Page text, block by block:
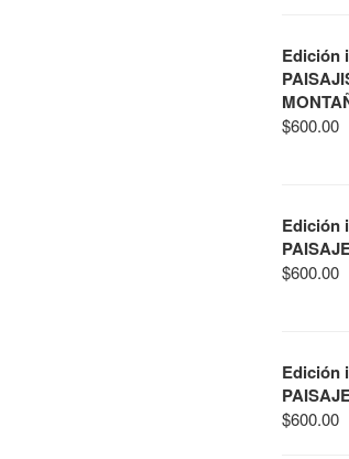
Edición
$600.00
Edición
$600.00
Edición
$600.00